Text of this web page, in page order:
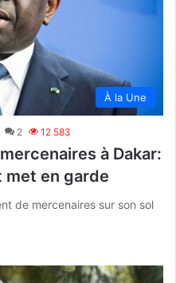
À la Une
2 12 583
à Dakar:
met en garde
de mercenaires sur son sol